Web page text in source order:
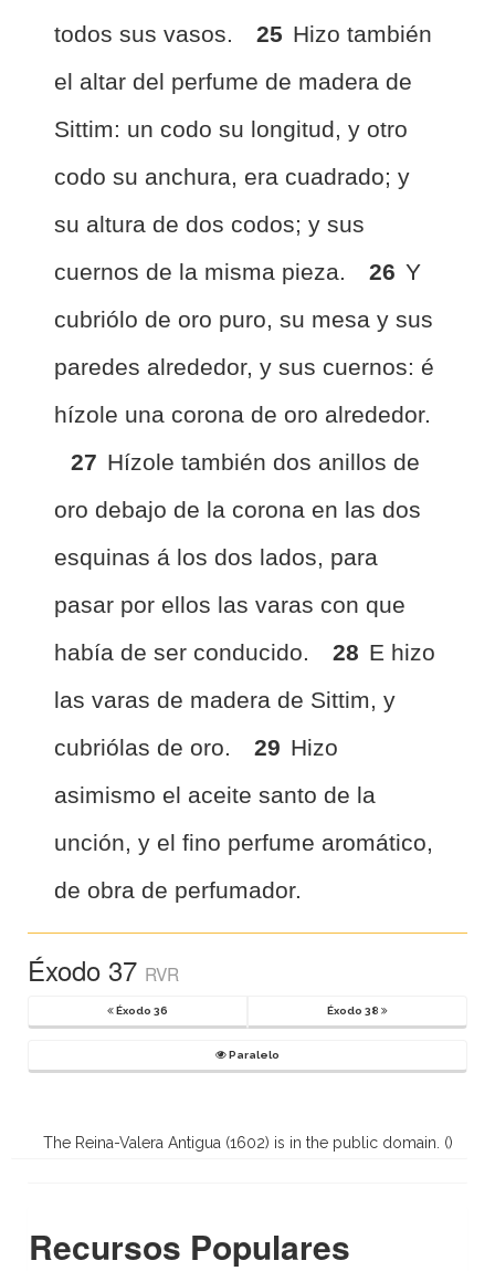
todos sus vasos.
25 Hizo también
el altar del perfume de madera de
Sittim: un codo su longitud, y otro
codo su anchura, era cuadrado; y
su altura de dos codos; y sus
cuernos de la misma pieza.
26 Y
cubriólo de oro puro, su mesa y sus
paredes alrededor, y sus cuernos: é
hízole una corona de oro alrededor.
27 Hízole también dos anillos de
oro debajo de la corona en las dos
esquinas á los dos lados, para
pasar por ellos las varas con que
había de ser conducido.
28 E hizo
las varas de madera de Sittim, y
cubriólas de oro.
29 Hizo
asimismo el aceite santo de la
unción, y el fino perfume aromático,
de obra de perfumador.
Éxodo 37 RVR
Éxodo 36 Éxodo 38
Paralelo
The Reina-Valera Antigua (1602) is in the public domain. ()
Recursos Populares